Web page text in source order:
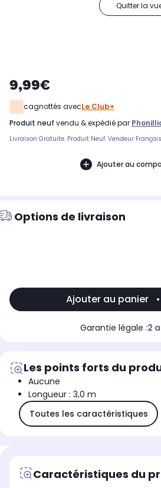
Quitter la
9,99€
cagnottés avecLe Club+
produit neuf vendu & expédié par
Livraison Gratuite. Produit Neuf. Vendeur Français
Ajouter au
Options de livraison
Ajouter au panier •
Garantie légale :2
Les points forts du
Aucune
Longueur : 3,0 m
Toutes les caractéristiques
Caractéristiques du